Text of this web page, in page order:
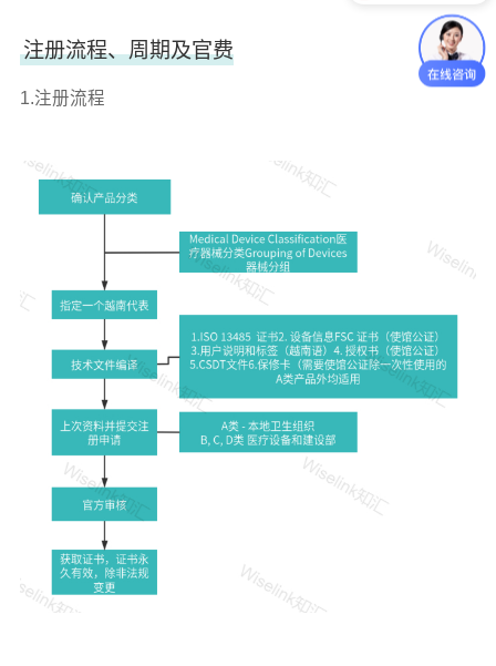
注册流程、周期及官费
1.注册流程
产品注册法规